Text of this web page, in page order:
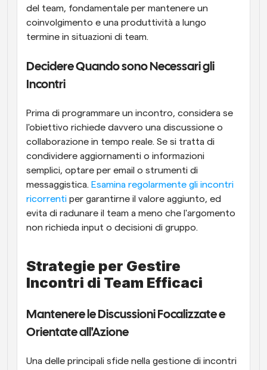
del team, fondamentale per mantenere un
coinvolgimento e una produttività a lungo
termine in situazioni di team.
Decidere Quando sono Necessari gli
Incontri
Prima di programmare un incontro, considera se
l'obiettivo richiede davvero una discussione o
collaborazione in tempo reale. Se si tratta di
condividere aggiornamenti o informazioni
semplici, optare per email o strumenti di
messaggistica. Esamina regolarmente gli incontri
ricorrenti per garantirne il valore aggiunto, ed
evita di radunare il team a meno che l'argomento
non richieda input o decisioni di gruppo.
Strategie per Gestire
Incontri di Team Efficaci
Mantenere le Discussioni Focalizzate e
Orientate all'Azione
Una delle principali sfide nella gestione di incontri